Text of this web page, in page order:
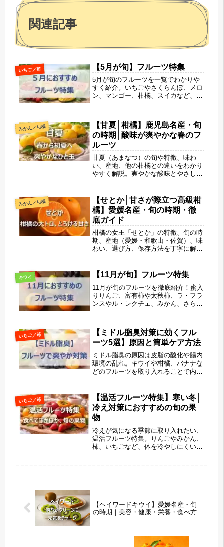
関連記事
いちご／苺 【5月が旬】フルーツ特集
5月が旬のフルーツを一覧でわかりや
すく紹介。いちごやさくらんぼ、メロ
ン、マンゴー、柑橘、スイカなど、春
楽しみ方まで解説します。旬ならでは
の美味しさで、毎日にちょっとしたご
ほうび時間を取り入れてみませんか？
みかん／柑橘
【甘夏│柑橘】鹿児島名産・旬
の時期│酸味が爽やかな春のフ
ルーツ
甘夏（あまなつ）の旬や特徴、味わ
い、産地、他の柑橘との違いをわかり
やすく解説。爽やかな酸味とやさしい
方や食べ方、保存方法まで、春に知り
たい甘夏の魅力を旬果びより目線で丁
寧に紹介します。
みかん／柑橘
【せとか│甘さが際立つ高級柑
橘】愛媛名産・旬の時期・徹
底ガイド
柑橘の女王「せとか」の特徴、旬の時
期、産地（愛媛・和歌山・佐賀）、味
わい、選び方、保存方法を丁寧に解
には“せとかを食べたい”と思えるほど
魅力が伝わる完全ガイドです。
キウイ 【11月が旬】フルーツ特集
11月が旬のフルーツを徹底紹介！蜜入
りりんご、富有柿や太秋柿、ラ・フラ
ンスやル・レクチェ、みかん、さらに
美味しい食べ方や健康効果とともにお
届けします。
いちご／苺
【ミドル脂臭対策に効くフル
ーツ5選】原因と簡単ケア方法
ミドル脂臭の原因は皮脂の酸化や腸内
環境の乱れ。キウイや柑橘、バナナな
どのフルーツを取り入れることで内側
し、手軽に続けられるフルーツ習慣と
簡単ケア方法をわかりやすく解説しま
す。
いちご／苺
【温活フルーツ特集】寒い冬│
冷え対策におすすめの旬の果
物
冷えが気になる季節に取り入れたい、
温活フルーツ特集。りんごやみかん、
柿、いちごなど、体を冷やしにくい旬
【ヘイワードキウイ】愛媛名産・旬
の時期｜美容・健康・栄養・食べ方